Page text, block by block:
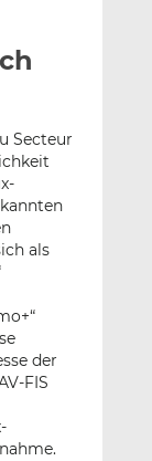
Secteur
als
der
FIS